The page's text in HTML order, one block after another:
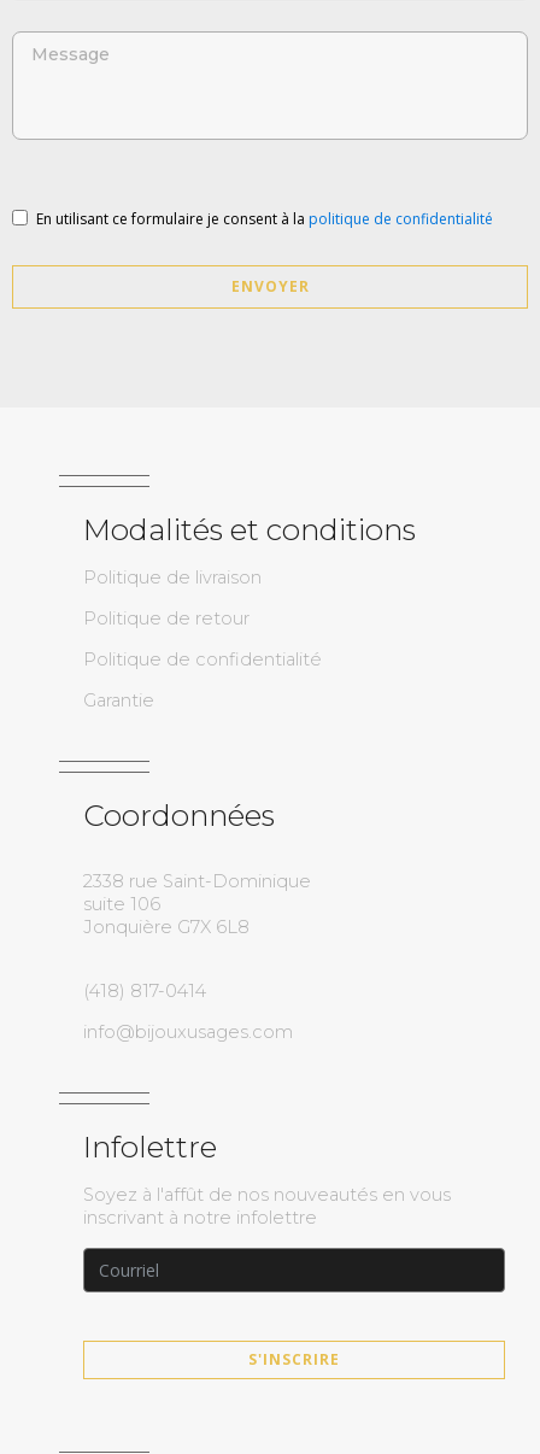
En utilisant ce formulaire je consent à la politique de confidentialité
ENVOYER
Modalités et conditions
Politique de livraison
Politique de retour
Politique de confidentialité
Garantie
Coordonnées
2338 rue Saint-Dominique
suite 106
Jonquière G7X 6L8
(418) 817-0414
info@bijouxusages.com
Infolettre
Soyez à l'affût de nos nouveautés en vous
inscrivant à notre infolettre
S'INSCRIRE